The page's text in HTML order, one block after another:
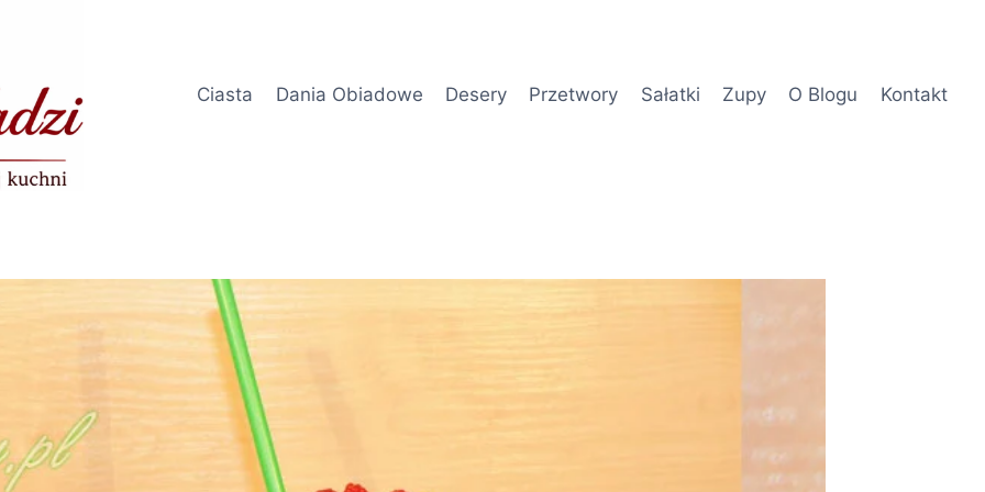
Ciasta
Dania Obiadowe Desery Przetwory Sałatki Zupy O Blogu Kontakt